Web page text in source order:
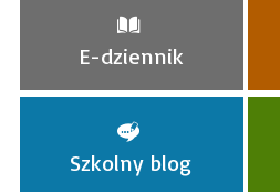
E-dziennik
Szkolny blog